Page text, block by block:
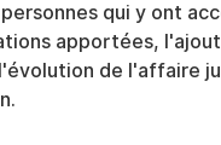
qui y ont
apportées,
de l'affaire